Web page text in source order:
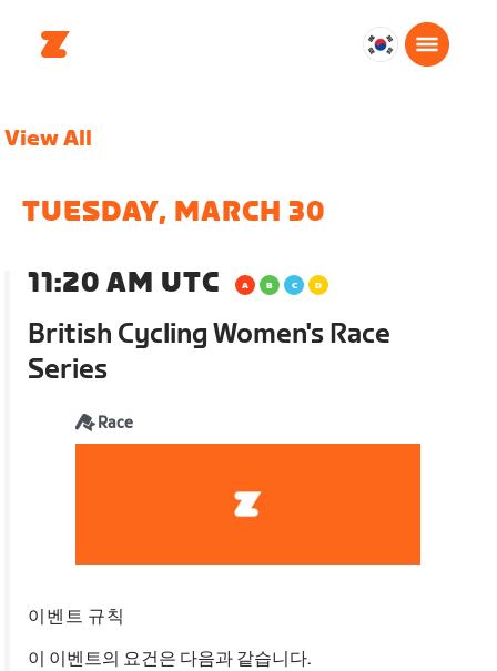
대
View All
TUESDAY, MARCH 30
11:20 AM UTC
British Cycling Women's Race
Series
Race
이벤트 규칙
이 이벤트의 요건은 다음과 같습니다.